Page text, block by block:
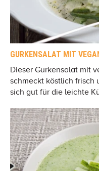
GURKENSALAT MIT
Dieser Gurkensalat mit
schmeckt köstlich frisch
sich gut für die leichte